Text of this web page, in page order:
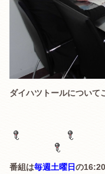
ダイハツトールについて
番組は毎週土曜日の